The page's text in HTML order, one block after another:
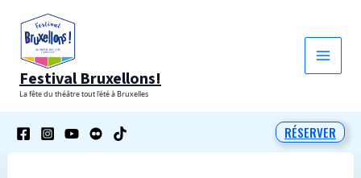
contenu
Festival Bruxellons!
La fête du théâtre tout l'été à Bruxelles
RÉSERVER